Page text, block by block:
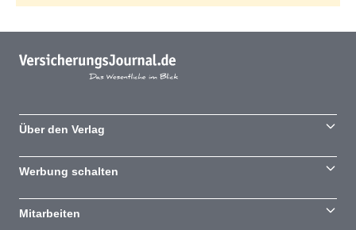
Über den Verlag
Werbung schalten
Mitarbeiten